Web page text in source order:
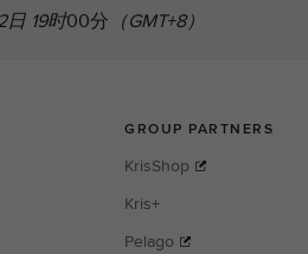
19时00分 （GMT+8）